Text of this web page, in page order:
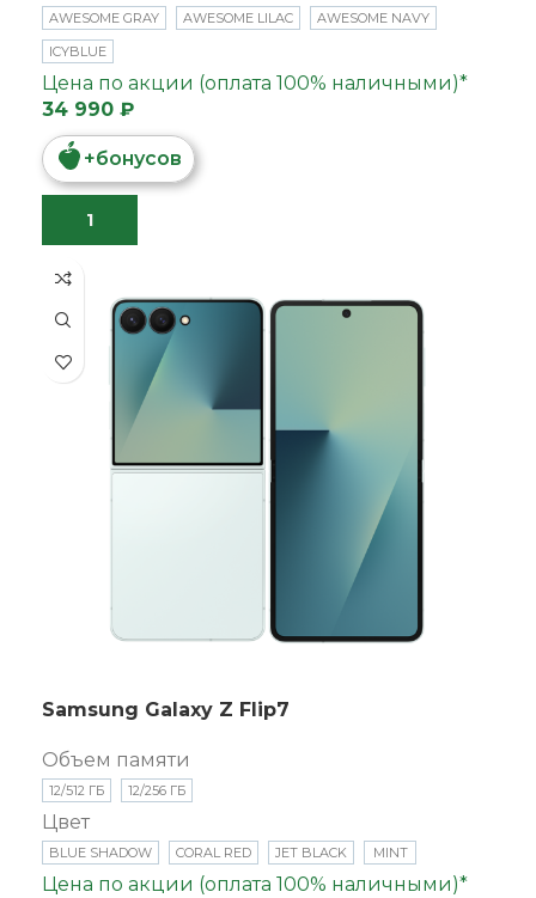
AWESOME GRAY AWESOME LILAC
AWESOME NAVY
ICYBLUE
Цена по акции (оплата 100% наличными)*
34 990 ₽
+бонусов
Samsung Galaxy Z Flip7
Объем памяти
12/512 ГБ 12/256 ГБ
Цвет
BLUE SHADOW CORAL RED JET BLACK MINT
Цена по акции (оплата 100% наличными)*